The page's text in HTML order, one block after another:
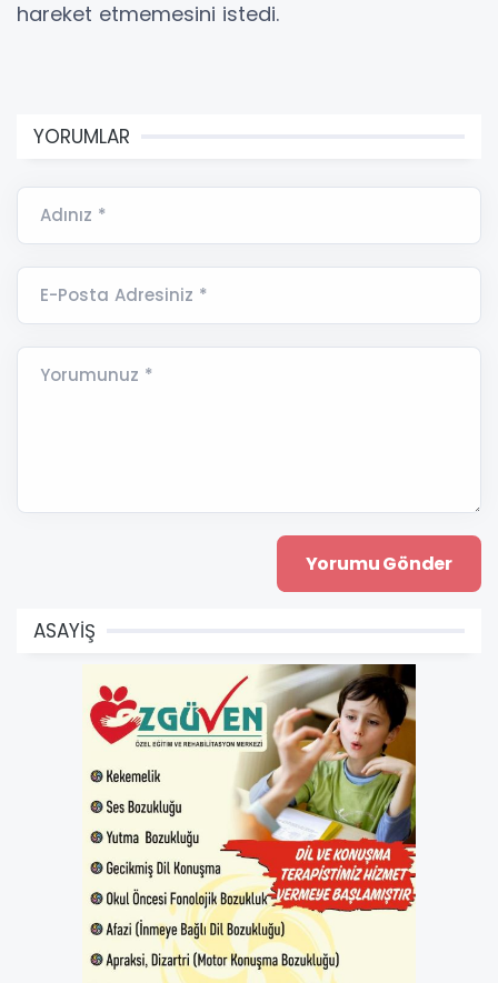
hareket etmemesini istedi.
YORUMLAR
Adınız *
E-Posta Adresiniz *
Yorumunuz *
ASAYİŞ